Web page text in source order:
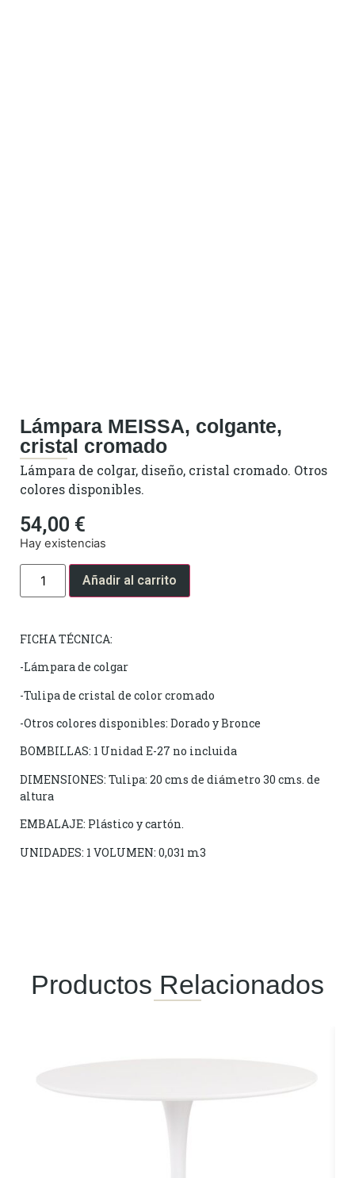
Lámpara MEISSA, colgante,
cristal cromado
Lámpara de colgar, diseño, cristal cromado. Otros
colores disponibles.
54,00 €
Hay existencias
Añadir al carrito
FICHA TÉCNICA:
-Lámpara de colgar
-Tulipa de cristal de color cromado
-Otros colores disponibles: Dorado y Bronce
BOMBILLAS: 1 Unidad E-27 no incluida
DIMENSIONES: Tulipa: 20 cms de diámetro 30 cms. de
altura
EMBALAJE: Plástico y cartón.
UNIDADES: 1 VOLUMEN: 0,031 m3
Productos Relacionados